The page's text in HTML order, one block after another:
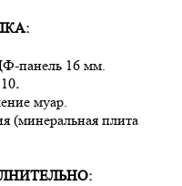
панель 16 мм.
.
муар.
(минеральная плита